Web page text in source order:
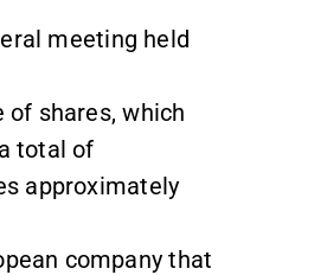
meeting held
of shares, which
total of
approximately
company that